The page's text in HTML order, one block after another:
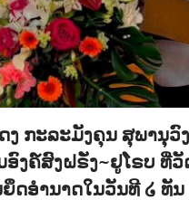
ງ ກະລະມັງຄຸນ ສຸພານຸວົ
ອົງຄ໌ສົງຝຣັ່ງ~ຢູໂຣບ ທີ່
ດອຳນາດໃນວັນທີ ໒ ທັ